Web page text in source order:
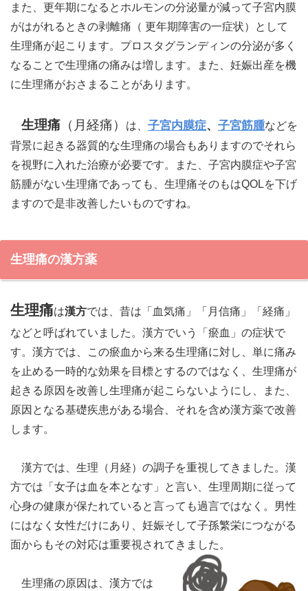
また、更年期になるとホルモンの分泌量が減って子宮内膜
がはがれるときの剥離痛（ 更年期障害の一症状）として
生理痛が起こります。プロスタグランディンの分泌が多く
なることで生理痛の痛みは増します。また、妊娠出産を機
に生理痛がおさまることがあります。
生理痛 （月経痛） は、 子宮内膜症、 子宮筋腫などを
背景に起きる器質的な生理痛の場合もありますのでそれら
を視野に入れた治療が必要です。また、子宮内膜症や子宮
筋腫がない生理痛であっても、生理痛そのもはQOLを下げ
ますので是非改善したいものですね。
生理痛の漢方薬
生理痛は漢方では、昔は「血気痛」「月信痛」「経痛」
などと呼ばれていました。漢方でいう「瘀血」の症状で
す。漢方では、この瘀血から来る生理痛に対し、単に痛み
を止める一時的な効果を目標とするのではなく、生理痛が
起きる原因を改善し生理痛が起こらないようにし、また、
原因となる基礎疾患がある場合、それを含め漢方薬で改善
します。
漢方では、生理（月経）の調子を重視してきました。漢
方では「女子は血を本となす」と言い、生理周期に従って
心身の健康が保たれていると言っても過言ではなく。男性
にはなく女性だけにあり、妊娠そして子孫繁栄につながる
面からもその対応は重要視されてきました。
生理痛の原因は、漢方では